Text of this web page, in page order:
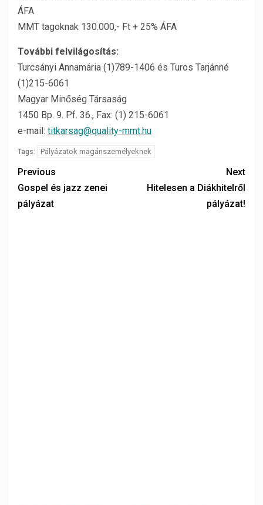
ÁFA
MMT tagoknak 130.000,- Ft + 25% ÁFA
További felvilágosítás:
Turcsányi Annamária (1)789-1406 és Turos Tarjánné
(1)215-6061
Magyar Minőség Társaság
1450 Bp. 9. Pf. 36., Fax: (1) 215-6061
e-mail: titkarsag@quality-mmt.hu
Tags: Pályázatok magánszemélyeknek
Previous
Gospel és jazz zenei
pályázat
Next
Hitelesen a Diákhitelről
pályázat!